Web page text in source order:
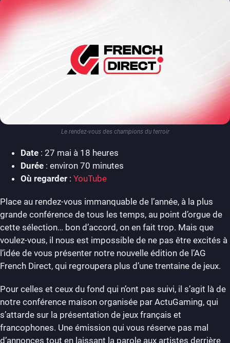
Le rendez-vous des champions du terroir
Date : 27 mai à 18 heures
Durée : environ 70 minutes
Où regarder : YouTube
Place au rendez-vous immanquable de l’année, à la plus
grande conférence de tous les temps, au point d’orgue de
cette sélection… bon d’accord, on en fait trop. Mais que
voulez-vous, il nous est impossible de ne pas être excités à
l’idée de vous présenter notre nouvelle édition de l’AG
French Direct, qui regroupera plus d’une trentaine de jeux.
Pour celles et ceux du fond qui n’ont pas suivi, il s’agit là de
notre conférence maison organisée par ActuGaming, qui
s’attarde sur la présentation de jeux français et
francophones. Une émission qui vous réserve pas mal
d’annonces tout en laissant la parole aux artistes derrière